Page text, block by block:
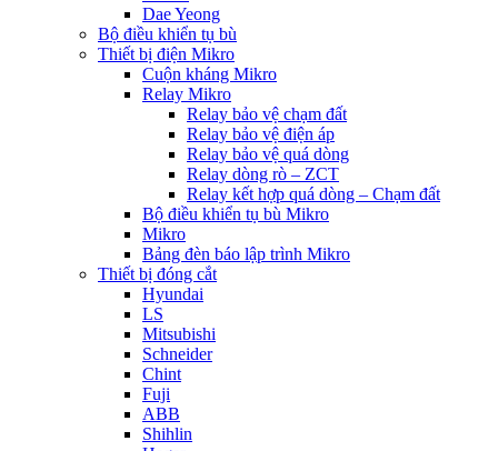
Dae Yeong
Bộ điều khiển tụ bù
Thiết bị điện Mikro
Cuộn kháng Mikro
Relay Mikro
Relay bảo vệ chạm đất
Relay bảo vệ điện áp
Relay bảo vệ quá dòng
Relay dòng rò – ZCT
Relay kết hợp quá dòng – Chạm đất
Bộ điều khiển tụ bù Mikro
Mikro
Bảng đèn báo lập trình Mikro
Thiết bị đóng cắt
Hyundai
LS
Mitsubishi
Schneider
Chint
Fuji
ABB
Shihlin